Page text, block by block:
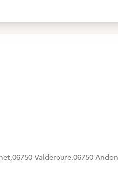
,06750 Valderoure,06750 Andon